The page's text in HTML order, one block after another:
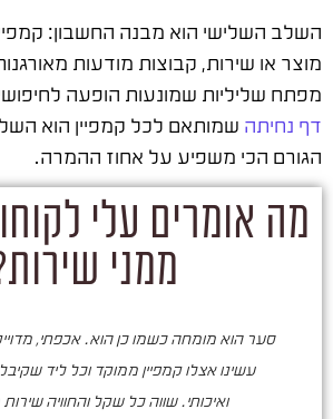
השלב השלישי הוא מבנה החשבון:
מוצר או שירות, קבוצות מודעות
מפתח שליליות שמונעות הופעה
דף נחיתה שמותאם לכל קמפיין הוא
הגורם הכי משפיע על אחוז ההמרה.
מה אומרים עלי
ממני
סער הוא מומחה כשמו כן הוא. אכפתי,
עשינו אצלו קמפיין ממוקד וכל ליד
ואיכותי. שווה כל שקל והחוויה